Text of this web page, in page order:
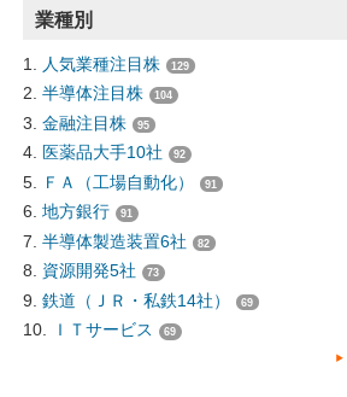
業種別
人気業種注目株 129
半導体注目株 104
金融注目株 95
医薬品大手10社 92
ＦＡ（工場自動化） 91
地方銀行 91
半導体製造装置6社 82
資源開発5社 73
鉄道（ＪＲ・私鉄14社） 69
ＩＴサービス 69